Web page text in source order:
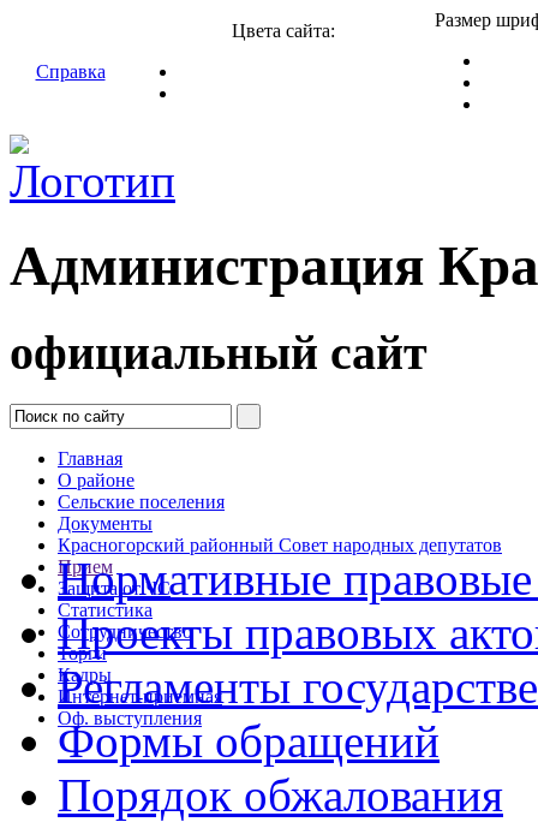
Справка
Цвета сайта:
Размер
Администрация
официальный сайт
Главная
О районе
Сельские поселения
Документы
Красногорский районный Совет народных депутатов
Прием
Защита от ЧС
Статистика
Сотрудничество
Торги
Кадры
Интернет-приемная
Оф. выступления
Нормативные
Проекты правовых
Регламенты
Формы обращений
Порядок обжалования